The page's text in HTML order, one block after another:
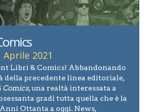
2021
Libri & Comics! Abbandonando
della precedente linea editoriale,
Comics, una realtà interessata a
gradi tutta quella che è la
Ottanta a oggi. News,